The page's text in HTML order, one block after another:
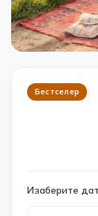
Бестселер
Изаберите